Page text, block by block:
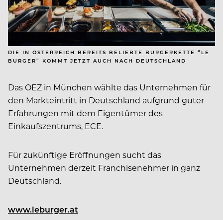
DIE IN ÖSTERREICH BEREITS BELIEBTE BURGERKETTE “LE
BURGER” KOMMT JETZT AUCH NACH DEUTSCHLAND
Das OEZ in München wählte das Unternehmen für
den Markteintritt in Deutschland aufgrund guter
Erfahrungen mit dem Eigentümer des
Einkaufszentrums, ECE.
Für zukünftige Eröffnungen sucht das
Unternehmen derzeit Franchisenehmer in ganz
Deutschland.
www.leburger.at